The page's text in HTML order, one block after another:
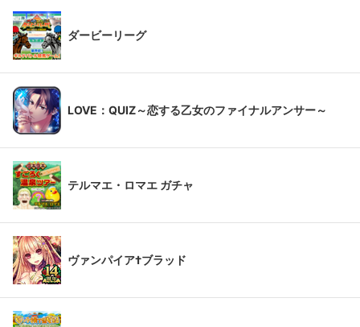
ダービーリーグ
LOVE：QUIZ～恋する乙女のファイナルアンサー～
テルマエ・ロマエ ガチャ
ヴァンパイア†ブラッド